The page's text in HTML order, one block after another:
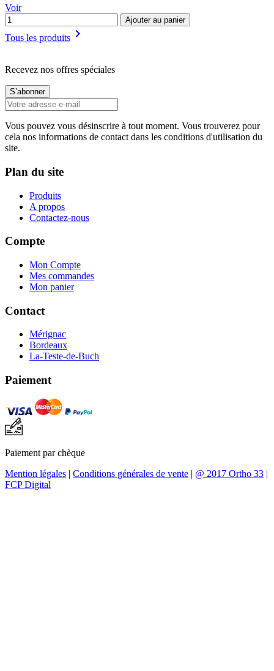
Voir
Ajouter au panier
Tous les produits 
Recevez nos offres spéciales
Vous pouvez vous désinscrire à tout moment. Vous trouverez pour
cela nos informations de contact dans les conditions d'utilisation du
site.
Plan du site
Produits
A propos
Contactez-nous
Compte
Mon Compte
Mes commandes
Mon panier
Contact
Mérignac
Bordeaux
La-Teste-de-Buch
Paiement
Paiement par chèque
Mention légales | Conditions générales de vente | @ 2017 Ortho 33 |
FCP Digital